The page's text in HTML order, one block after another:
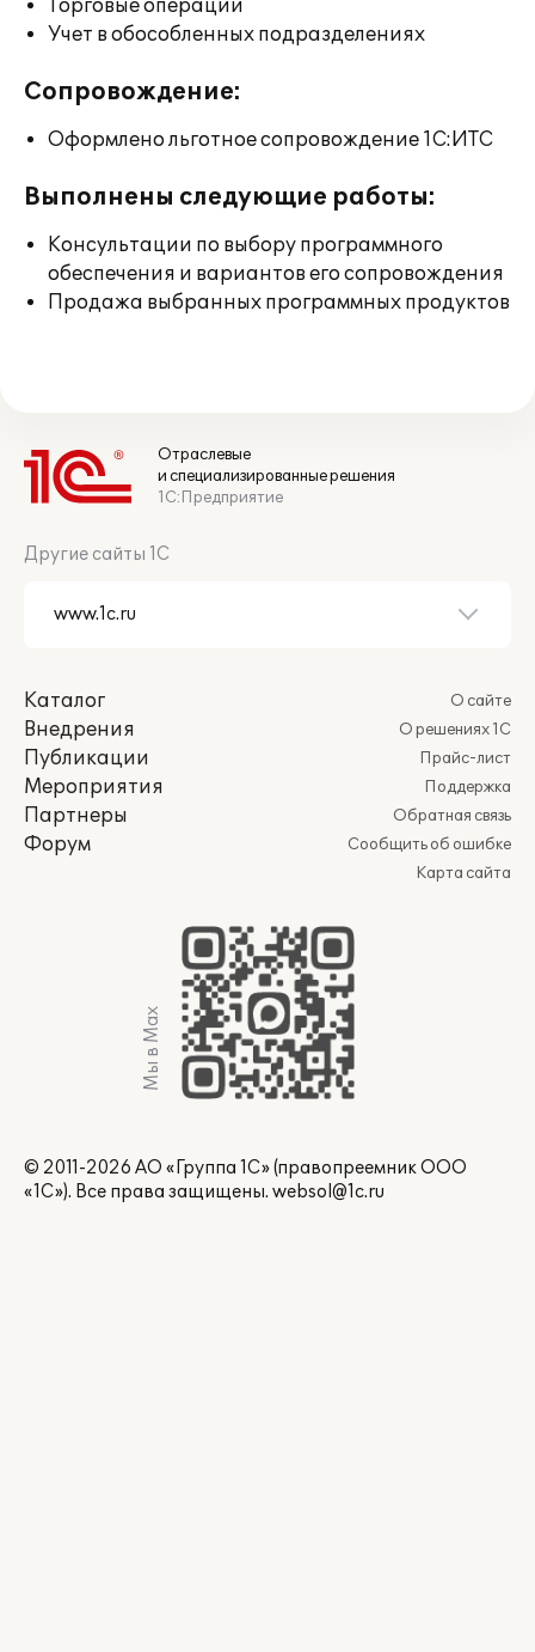
Торговые операции
Учет в обособленных подразделениях
Сопровождение:
Оформлено льготное сопровождение 1С:ИТС
Выполнены следующие работы:
Консультации по выбору программного
обеспечения и вариантов его сопровождения
Продажа выбранных программных продуктов
Отраслевые
и специализированные решения
1С:Предприятие
Другие сайты 1С
Каталог
Внедрения
Публикации
Мероприятия
Партнеры
Форум
О сайте
О решениях 1С
Прайс-лист
Поддержка
Обратная связь
Сообщить об ошибке
Карта сайта
Мы в Max
© 2011-2026 АО «Группа 1С» (правопреемник ООО
«1С»). Все права защищены. websol@1c.ru